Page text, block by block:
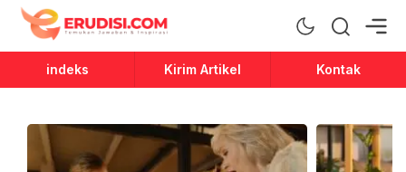
Erudisi
Temukan Jawaban dan Inspirasi
indeks Kirim Artikel Kontak